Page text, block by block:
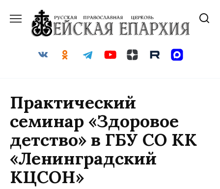
содержанию
Практический
семинар «Здоровое
детство» в ГБУ СО КК
«Ленинградский
КЦСОН»